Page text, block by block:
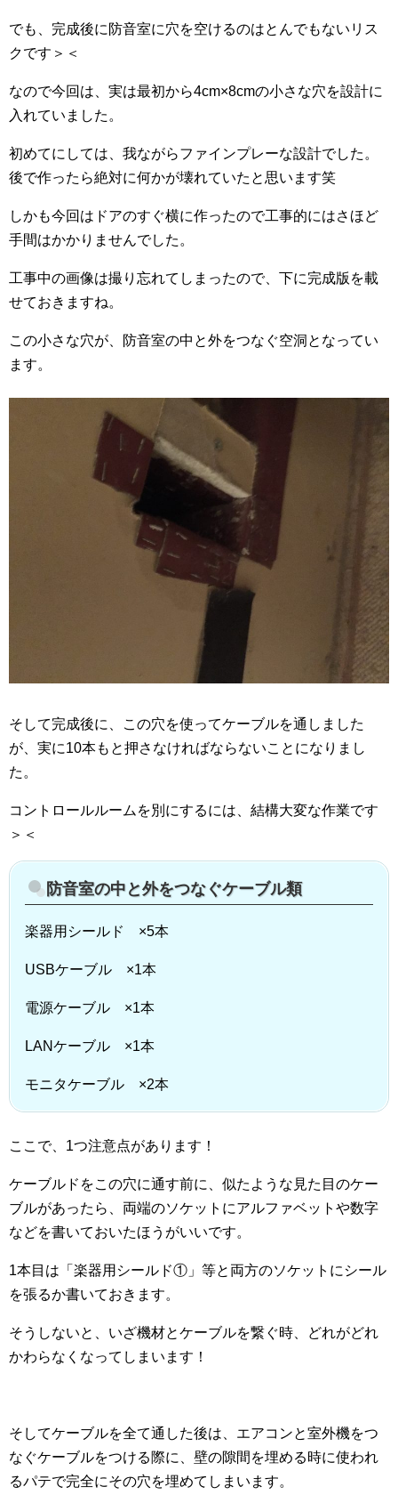
でも、完成後に防音室に穴を空けるのはとんでもないリス
クです＞＜
なので今回は、実は最初から4cm×8cmの小さな穴を設計に
入れていました。
初めてにしては、我ながらファインプレーな設計でした。
後で作ったら絶対に何かが壊れていたと思います笑
しかも今回はドアのすぐ横に作ったので工事的にはさほど
手間はかかりませんでした。
工事中の画像は撮り忘れてしまったので、下に完成版を載
せておきますね。
この小さな穴が、防音室の中と外をつなぐ空洞となってい
ます。
そして完成後に、この穴を使ってケーブルを通しました
が、実に10本もと押さなければならないことになりまし
た。
コントロールルームを別にするには、結構大変な作業です
＞＜
防音室の中と外をつなぐケーブル類
楽器用シールド ×5本
USBケーブル ×1本
電源ケーブル ×1本
LANケーブル ×1本
モニタケーブル ×2本
ここで、1つ注意点があります！
ケーブルドをこの穴に通す前に、似たような見た目のケー
ブルがあったら、両端のソケットにアルファベットや数字
などを書いておいたほうがいいです。
1本目は「楽器用シールド①」等と両方のソケットにシール
を張るか書いておきます。
そうしないと、いざ機材とケーブルを繋ぐ時、どれがどれ
かわらなくなってしまいます！
そしてケーブルを全て通した後は、エアコンと室外機をつ
なぐケーブルをつける際に、壁の隙間を埋める時に使われ
るパテで完全にその穴を埋めてしまいます。